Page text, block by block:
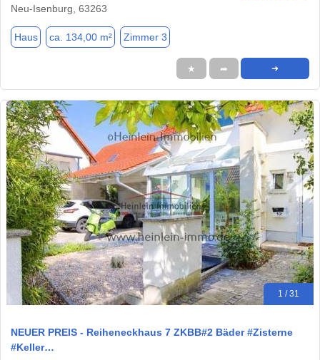
Neu-Isenburg, 63263
Haus ca. 134,00 m² Zimmer 3
★ ➦ ➜
1 / 31
NEUER PREIS - Reiheneckhaus 7 ZKBB#2 Bäder #Zisterne
#Keller…